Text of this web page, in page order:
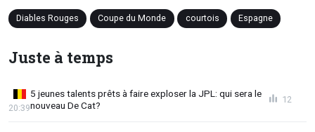
Diables Rouges Coupe du Monde courtois Espagne
Juste à temps
5 jeunes talents prêts à faire exploser la JPL: qui sera le
nouveau De Cat?
20:39
12